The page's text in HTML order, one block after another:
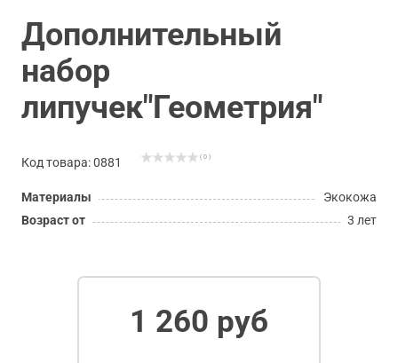
Дополнительный
набор
липучек"Геометрия"
Код товара: 0881 ( 0 )
Материалы
Экокожа
Возраст от
3 лет
1 260 руб